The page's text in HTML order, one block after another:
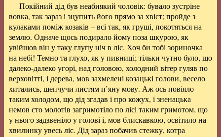
Покійний дід був неабиякий чоловік: бувало зустріне
вовка, так зараз і зцупить його прямо за хвіст; пройде з
кулаками поміж козаків – всі так, як груші, покотяться на
землю. Одначе щось подирало йому поза шкурою, як
увійшов він у таку глупу ніч в ліс. Хоч би тобі зориночка
на небі! Темно та глухо, як у пивниці; тільки чутно було, що
далеко-далеко угорі, над головою, холодний вітер гуляв по
верховітті, і дерева, мов захмелені козацькі голови, весело
хитались, шепчучи листям п’яну мову. Аж ось повіяло
таким холодом, що дід згадав і про кожух, і зненацька
немов сто молотів загримотіло по лісі таким гримотом, що
у нього задзвеніло у голові і, мов блискавкою, освітило на
хвилинку увесь ліс. Дід зараз побачив стежку, котра